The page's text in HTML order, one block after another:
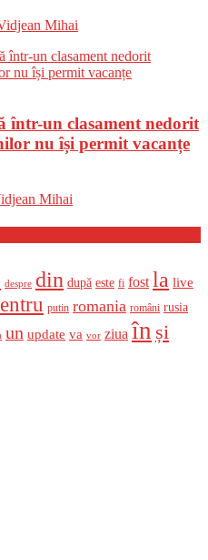
Mihai
într-un clasament nedorit
nu își permit vacanțe
Mihai
despre din după este fi fost la live
putin romania români rusia
un update va vor ziua în și